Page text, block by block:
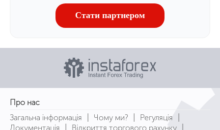
Стати партнером
Про нас
Загальна інформація
Чому ми? Регуляція
Документація Відкриття торгового рахунку